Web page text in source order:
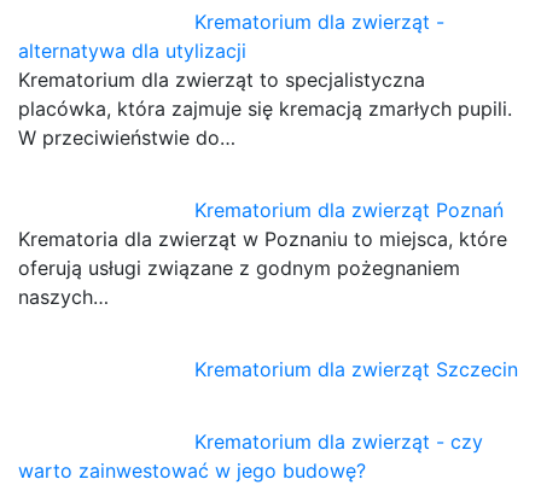
Krematorium dla zwierząt -
alternatywa dla utylizacji
Krematorium dla zwierząt to specjalistyczna
placówka, która zajmuje się kremacją zmarłych pupili.
W przeciwieństwie do…
Krematorium dla zwierząt Poznań
Krematoria dla zwierząt w Poznaniu to miejsca, które
oferują usługi związane z godnym pożegnaniem
naszych…
Krematorium dla zwierząt Szczecin
Krematorium dla zwierząt - czy
warto zainwestować w jego budowę?